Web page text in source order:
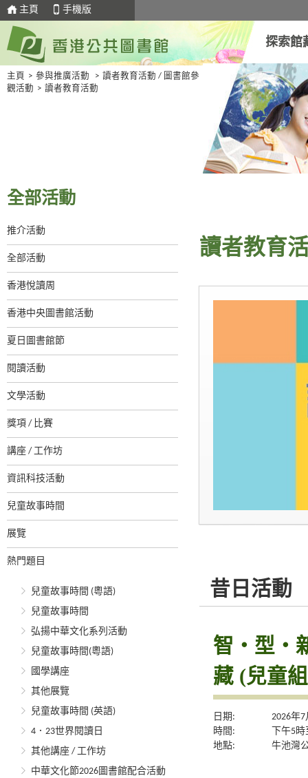
主頁 手機版
探索館
主頁 > 參與推廣活動 > 讀者教育活動 / 圖書館參
觀活動 > 讀者教育活動
全部活動
推介活動
全部活動
香港悅讀周
香港中央圖書館活動
夏日圖書館節
閱讀活動
文學活動
獎項 / 比賽
講座 / 工作坊
資訊科技活動
兒童故事時間
展覽
熱門題目
兒童故事時間 (粵語)
兒童故事時間
弘揚中華文化系列活動
兒童故事時間(粵語)
國學講座
其他展覽
兒童故事時間 (英語)
4．23世界閱讀日
其他講座 / 工作坊
中華文化節2026圖書館配合活動
讀者教育
昔日活動
智・型・
藏 (兒童
日期:
2026年
時間:
下午5
地點:
牛池灣